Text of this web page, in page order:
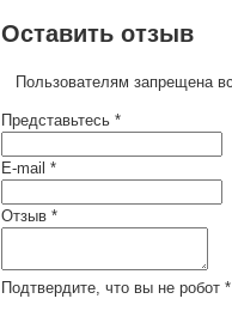
Оставить отзыв
Пользователям запрещена
Представьтесь *
E-mail *
Отзыв *
Подтвердите, что вы не робот *